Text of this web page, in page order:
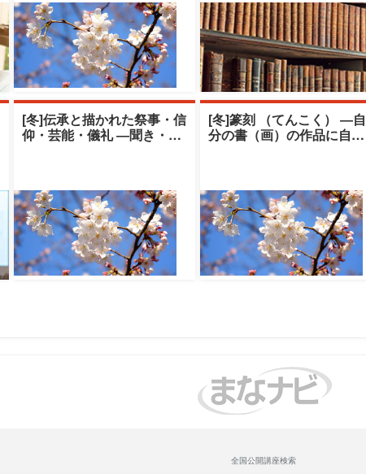
[冬]伝承と描かれた祭事・信
仰・芸能・儀礼 ―聞き・伝
[冬]篆刻 （てんこく） ―自
分の書（画）の作品に自刻
全国公開講座検索